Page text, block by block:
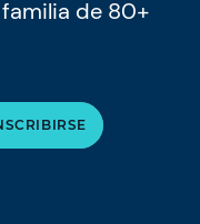
de 80+